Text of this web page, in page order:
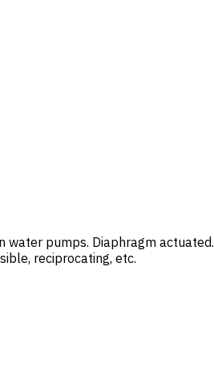
water pumps. Diaphragm actuated.
reciprocating, etc.